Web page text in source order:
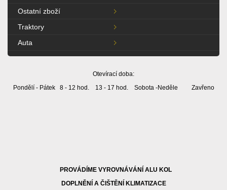
Ostatní zboží
Traktory
Auta
Otevírací doba:
Pondělí - Pátek 8 - 12 hod. 13 - 17 hod. Sobota -Neděle Zavřeno
PROVÁDÍME VYROVNÁVÁNÍ ALU KOL
DOPLNĚNÍ A ČIŠTĚNÍ KLIMATIZACE